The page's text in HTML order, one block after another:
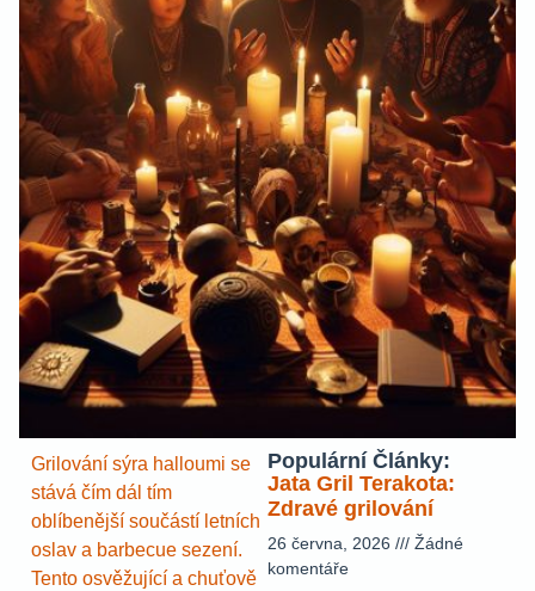
Grilování sýra halloumi se
stává čím dál tím
oblíbenější součástí letních
oslav a barbecue sezení.
Tento osvěžující a chuťově
Populární Články:
Jata Gril Terakota:
Zdravé grilování
26 června, 2026
Žádné
komentáře